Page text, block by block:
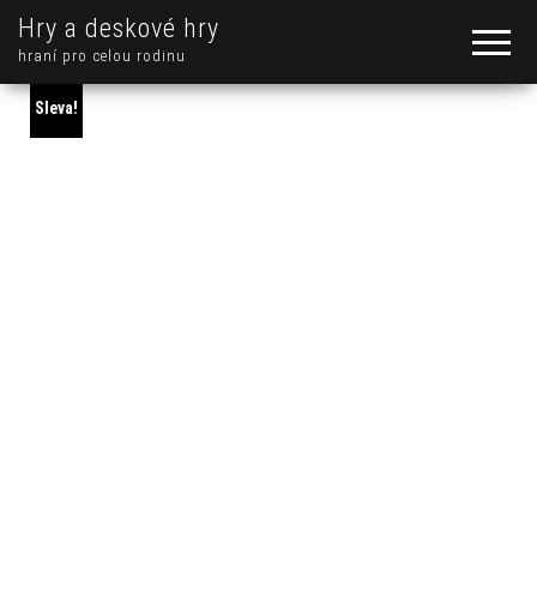
Hry a deskové hry
hraní pro celou rodinu
Sleva!